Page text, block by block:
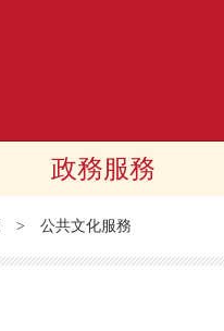
政務服務
> 公共文化服務